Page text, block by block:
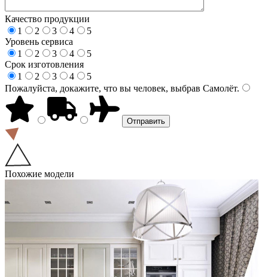
Качество продукции
1
2 3 4
5
Уровень сервиса
1
2 3 4
5
Срок изготовления
1
2 3 4
5
Пожалуйста, докажите, что вы человек, выбрав Самолёт.
Похожие модели